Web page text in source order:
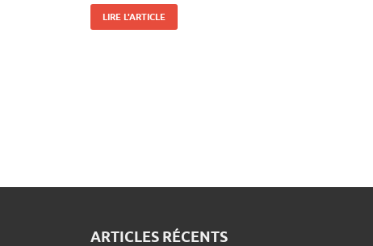
LIRE L'ARTICLE
ARTICLES RÉCENTS